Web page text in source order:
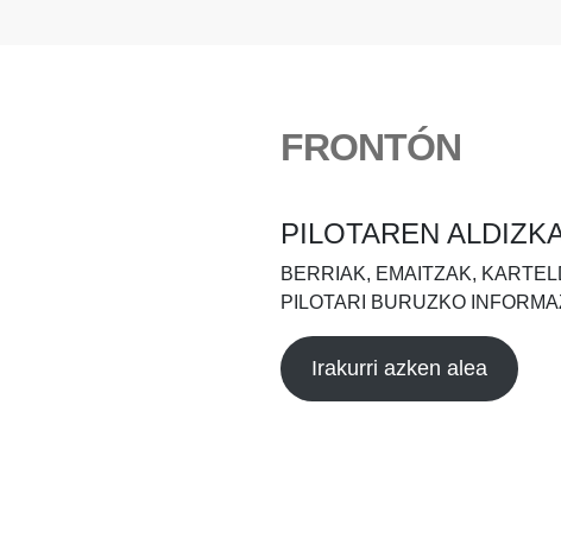
FRONTÓN
PILOTAREN
BERRIAK, EMAITZAK,
PILOTARI BURUZKO
Irakurri azken alea